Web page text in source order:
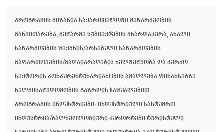
პროგრამის მიზანია საქართველოში მეწარმეობის
განვითარება, მეწარმე სუბიექტების მხარდაჭერა, ახალი
საწარმოების შექმნის/არსებული საწარმოების
გაფართოვების/გადაიარაღების ხელშეწყობა და კერძო
სექტორის კონკურენტუნარიანობის ამაღლება ფინანსებზე
ხელმისაწვდომობის გაზრდის საშუალებით.
პროგრამის ინდუსტრიები: ინდუსტრიული სასტუმრო
ინდუსტრია/ბალნეოლოგიური კურორტები ტურისტული